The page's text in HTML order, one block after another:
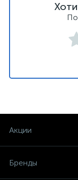
Акции
Бренды